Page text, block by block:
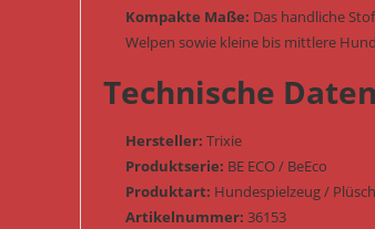
Kompakte Maße: Das handliche
Welpen sowie kleine bis mittlere
Technische
Hersteller: Trixie
Produktserie: BE ECO / BeEco
Produktart: Hundespielzeug /
Artikelnummer: 36153